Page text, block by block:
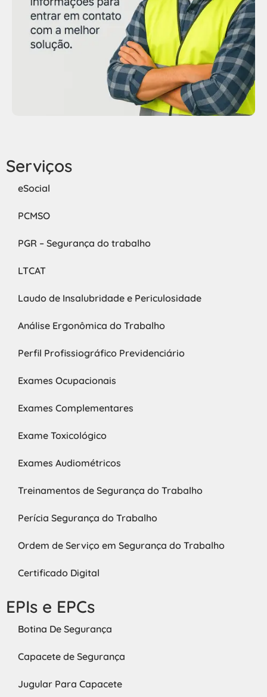
Serviços
eSocial
PCMSO
PGR – Segurança do trabalho
LTCAT
Laudo de Insalubridade e Periculosidade
Análise Ergonômica do Trabalho
Perfil Profissiográfico Previdenciário
Exames Ocupacionais
Exames Complementares
Exame Toxicológico
Exames Audiométricos
Treinamentos de Segurança do Trabalho
Perícia Segurança do Trabalho
Ordem de Serviço em Segurança do Trabalho
Certificado Digital
EPIs e EPCs
Botina De Segurança
Capacete de Segurança
Jugular Para Capacete